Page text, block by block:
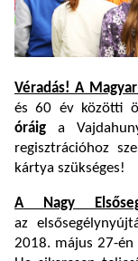
Véradás! A
és 60 év közötti
óráig a
regisztrációhoz
kártya szükséges!
A Nagy
az
2018. május 27-